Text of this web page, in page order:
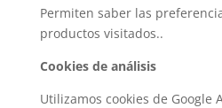
Permiten saber las
productos visitados..
Cookies de análisis
Utilizamos cookies de Google